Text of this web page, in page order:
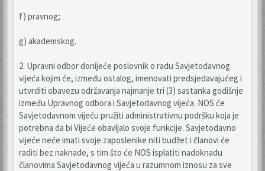
f) pravnog;
g) akademskog.
2. Upravni odbor donijeće poslovnik o radu Savjetodavnog
vijeća kojim će, između ostalog, imenovati predsjedavajućeg i
utvrditi obavezu održavanja najmanje tri (3) sastanka godišnje
između Upravnog odbora i Savjetodavnog vijeća. NOS će
Savjetodavnom vijeću pružiti administrativnu podršku koja je
potrebna da bi Vijeće obavljalo svoje funkcije. Savjetodavno
vijeće neće imati svoje zaposlenike niti budžet i članovi će
raditi bez naknade, s tim što će NOS isplatiti nadoknadu
članovima Savjetodavnog vijeća u razumnom iznosu za sve